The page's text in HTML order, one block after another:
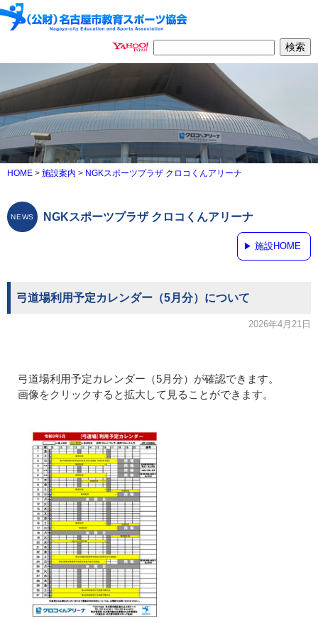
HOME > 施設案内 > NGKスポーツプラザ クロコくんアリーナ
NGKスポーツプラザ クロコくんアリーナ
施設HOME
弓道場利用予定カレンダー（5月分）について
2026年4月21日
弓道場利用予定カレンダー（5月分）が確認できます。
画像をクリックすると拡大して見ることができます。